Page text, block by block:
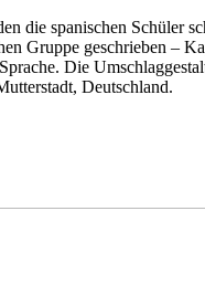
die spanischen Schüler
Gruppe geschrieben –
Die
Deutschland.